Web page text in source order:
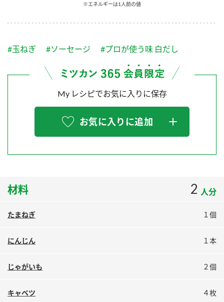
ふりかけ おすしの素
炊き込みご飯の素 米飯用調味液
つゆ
PIN印
スペシャルサイト
お酢を知ろう！
ぽん酢サワー
ミツカンのCM
ミツカンの歴史
ZENB initiative
MIM（ミツカンミュージアム）
各部門が大切にしていること
販売終了製品のご案内
よくあるご質問
地図から取り扱い店舗を探す
※エネルギーは1人前の値
#玉ねぎ #ソーセージ #プロが使う味 白だし
My レシピでお気に入りに保存
お気に入りに追加
材料 2 人分
たまねぎ １個
にんじん １本
じゃがいも ２個
キャベツ ４枚